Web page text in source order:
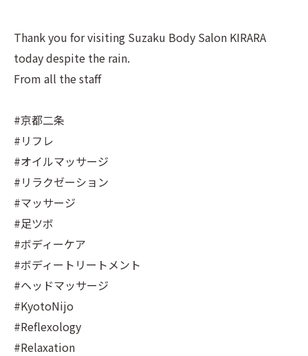
Thank you for visiting Suzaku Body Salon KIRARA
today despite the rain.
From all the staff
#京都二条
#リフレ
#オイルマッサージ
#リラクゼーション
#マッサージ
#足ツボ
#ボディーケア
#ボディートリートメント
#ヘッドマッサージ
#KyotoNijo
#Reflexology
#Relaxation